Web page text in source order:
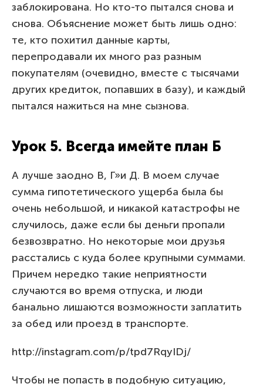
заблокирована. Но кто-то пытался снова и
снова. Объяснение может быть лишь одно:
те, кто похитил данные карты,
перепродавали их много раз разным
покупателям (очевидно, вместе с тысячами
других кредиток, попавших в базу), и каждый
пытался нажиться на мне сызнова.
Урок 5. Всегда имейте план Б
А лучше заодно В, Г»и Д. В моем случае
сумма гипотетического ущерба была бы
очень небольшой, и никакой катастрофы не
случилось, даже если бы деньги пропали
безвозвратно. Но некоторые мои друзья
расстались с куда более крупными суммами.
Причем нередко такие неприятности
случаются во время отпуска, и люди
банально лишаются возможности заплатить
за обед или проезд в транспорте.
http://instagram.com/p/tpd7RqyIDj/
Чтобы не попасть в подобную ситуацию,